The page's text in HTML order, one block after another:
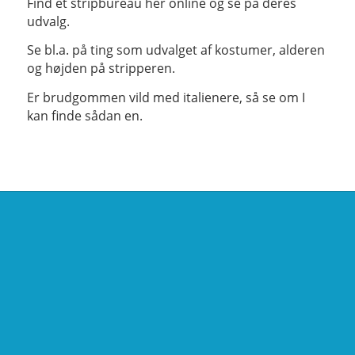
udvalg.
Se bl.a. på ting som udvalget af kostumer, alderen
og højden på stripperen.
Er brudgommen vild med italienere, så se om I
kan finde sådan en.